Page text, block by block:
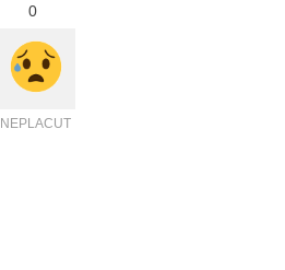
0
NEPLACUT